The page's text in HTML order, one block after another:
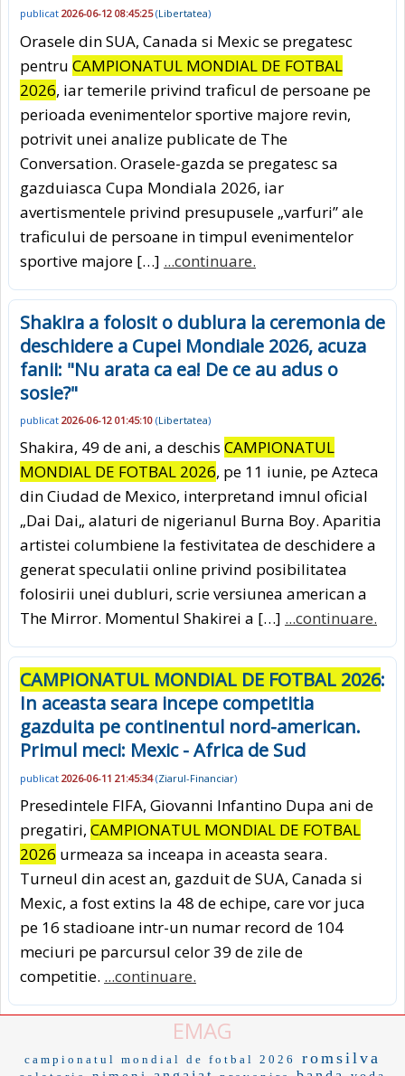
publicat 2026-06-12 08:45:25(Libertatea)
Orasele din SUA, Canada si Mexic se pregatesc
pentru CAMPIONATUL MONDIAL DE FOTBAL
2026, iar temerile privind traficul de persoane pe
perioada evenimentelor sportive majore revin,
potrivit unei analize publicate de The
Conversation. Orasele-gazda se pregatesc sa
gazduiasca Cupa Mondiala 2026, iar
avertismentele privind presupusele „varfuri” ale
traficului de persoane in timpul evenimentelor
sportive majore […] ...continuare.
Shakira a folosit o dublura la ceremonia de
deschidere a Cupei Mondiale 2026, acuza
fanii: "Nu arata ca ea! De ce au adus o
sosie?"
publicat 2026-06-12 01:45:10 (Libertatea)
Shakira, 49 de ani, a deschis CAMPIONATUL
MONDIAL DE FOTBAL 2026, pe 11 iunie, pe Azteca
din Ciudad de Mexico, interpretand imnul oficial
„Dai Dai„ alaturi de nigerianul Burna Boy. Aparitia
artistei columbiene la festivitatea de deschidere a
generat speculatii online privind posibilitatea
folosirii unei dubluri, scrie versiunea american a
The Mirror. Momentul Shakirei a […] ...continuare.
CAMPIONATUL MONDIAL DE FOTBAL 2026:
In aceasta seara incepe competitia
gazduita pe continentul nord-american.
Primul meci: Mexic - Africa de Sud
publicat 2026-06-11 21:45:34(Ziarul-Financiar)
Presedintele FIFA, Giovanni Infantino Dupa ani de
pregatiri, CAMPIONATUL MONDIAL DE FOTBAL
2026 urmeaza sa inceapa in aceasta seara.
Turneul din acest an, gazduit de SUA, Canada si
Mexic, a fost extins la 48 de echipe, care vor juca
pe 16 stadioane intr-un numar record de 104
meciuri pe parcursul celor 39 de zile de
competitie. ...continuare.
EMAG
campionatul mondial de fotbal 2026 romsilva